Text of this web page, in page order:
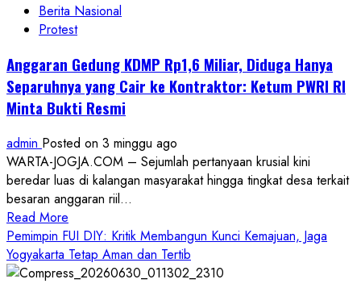
Berita Nasional
Protest
Anggaran Gedung KDMP Rp1,6 Miliar, Diduga Hanya
Separuhnya yang Cair ke Kontraktor: Ketum PWRI RI
Minta Bukti Resmi
admin Posted on 3 minggu ago
WARTA-JOGJA.COM – Sejumlah pertanyaan krusial kini
beredar luas di kalangan masyarakat hingga tingkat desa terkait
besaran anggaran riil...
Read More
more
about
Anggaran
Pemimpin FUI DIY: Kritik Membangun Kunci Kemajuan, Jaga
Yogyakarta Tetap Aman dan Tertib